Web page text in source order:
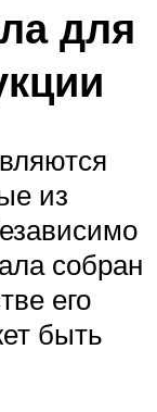
для
из
собран
его
быть